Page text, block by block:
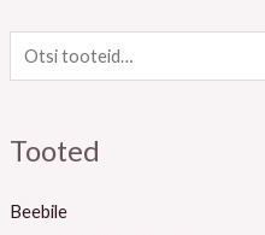
t
Tooted
Beebile